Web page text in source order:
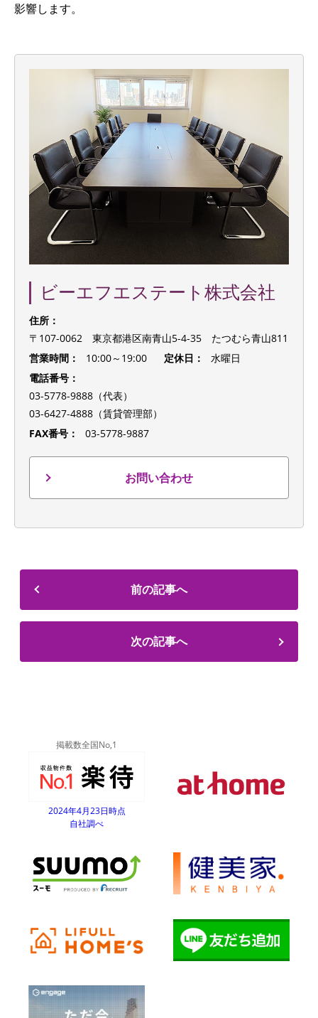
影響します。
ビーエフエステート株式会社
住所：
〒107-0062 東京都港区南青山5-4-35 たつむら青山811
営業時間：
10:00～19:00 定休日：
水曜日
電話番号：
03-5778-9888（代表）
03-6427-4888（賃貸管理部）
FAX番号：
03-5778-9887
お問い合わせ
前の記事へ
次の記事へ
掲載数全国No,1
2024年4月23日時点
自社調べ